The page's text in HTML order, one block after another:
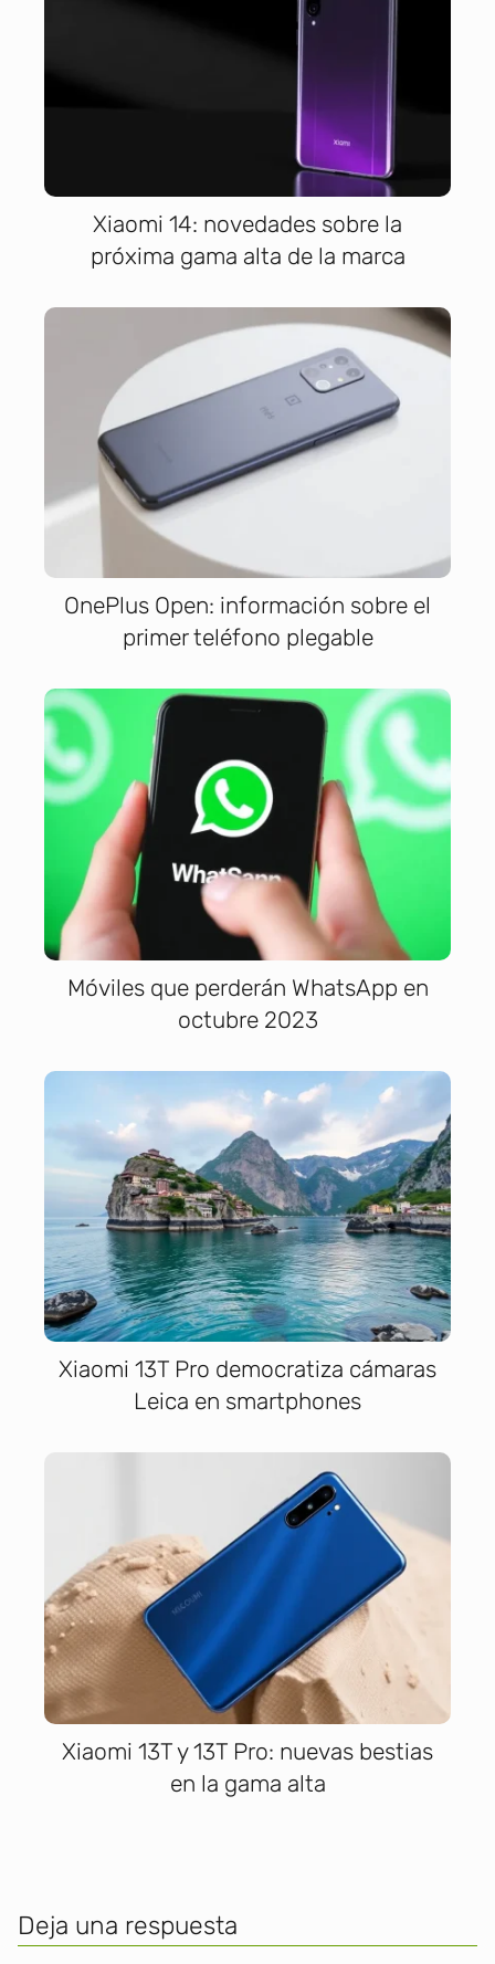
Xiaomi 14: novedades sobre la
próxima gama alta de la marca
OnePlus Open: información sobre el
primer teléfono plegable
Móviles que perderán WhatsApp en
octubre 2023
Xiaomi 13T Pro democratiza cámaras
Leica en smartphones
Xiaomi 13T y 13T Pro: nuevas bestias
en la gama alta
Deja una respuesta